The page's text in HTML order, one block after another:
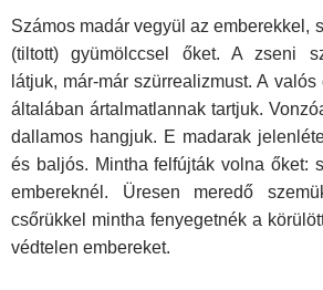
Számos madár vegyül az emberekkel,
(tiltott) gyümölccsel őket. A zseni
látjuk, már-már szürre­alizmust. A
általában ártalmatlannak tartjuk.
dallamos hangjuk. E madarak
és baljós. Mintha felfújták volna őket:
embereknél. Üresen meredő
csőrükkel mintha fenyegetnék a
védtelen embereket.